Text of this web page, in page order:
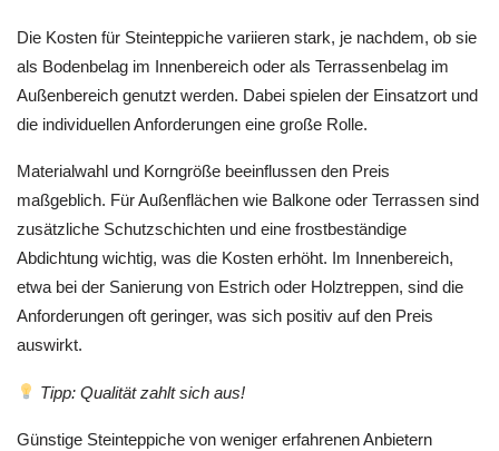
Die Kosten für Steinteppiche variieren stark, je nachdem, ob sie
als Bodenbelag im Innenbereich oder als Terrassenbelag im
Außenbereich genutzt werden. Dabei spielen der Einsatzort und
die individuellen Anforderungen eine große Rolle.
Materialwahl und Korngröße beeinflussen den Preis
maßgeblich. Für Außenflächen wie Balkone oder Terrassen sind
zusätzliche Schutzschichten und eine frostbeständige
Abdichtung wichtig, was die Kosten erhöht. Im Innenbereich,
etwa bei der Sanierung von Estrich oder Holztreppen, sind die
Anforderungen oft geringer, was sich positiv auf den Preis
auswirkt.
Tipp: Qualität zahlt sich aus!
Günstige Steinteppiche von weniger erfahrenen Anbietern